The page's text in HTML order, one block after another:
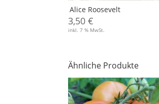
Alice Roosevelt
3,50€
inkl. 7 % MwSt.
Ähnliche Produkte